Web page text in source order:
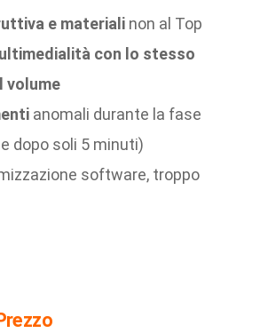
e materiali non al Top
con lo stesso
volume
anomali durante la fase
dopo soli 5 minuti)
software, troppo